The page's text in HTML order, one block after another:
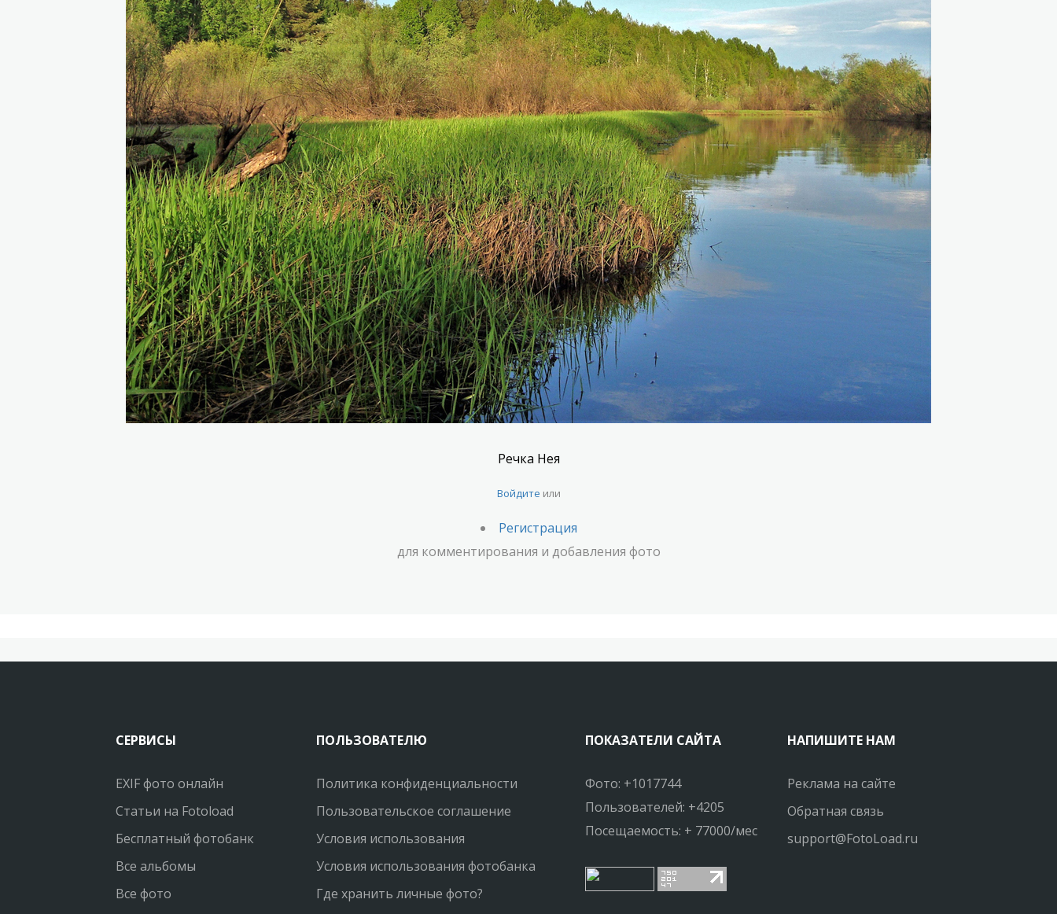
Речка Нея
Войдите или
Регистрация
для комментирования и добавления фото
СЕРВИСЫ
EXIF фото онлайн
Статьи на Fotoload
Бесплатный фотобанк
Все альбомы
Все фото
ПОЛЬЗОВАТЕЛЮ
Политика конфиденциальности
Пользовательское соглашение
Условия использования
Условия использования фотобанка
Где хранить личные фото?
ПОКАЗАТЕЛИ САЙТА
Фото: +1017744
Пользователей: +4205
Посещаемость: + 77000/мес
НАПИШИТЕ НАМ
Реклама на сайте
Обратная связь
support@FotoLoad.ru